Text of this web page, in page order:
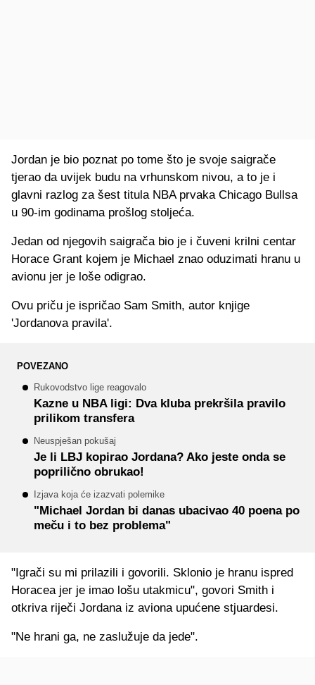
Jordan je bio poznat po tome što je svoje saigrače
tjerao da uvijek budu na vrhunskom nivou, a to je i
glavni razlog za šest titula NBA prvaka Chicago Bullsa
u 90-im godinama prošlog stoljeća.
Jedan od njegovih saigrača bio je i čuveni krilni centar
Horace Grant kojem je Michael znao oduzimati hranu u
avionu jer je loše odigrao.
Ovu priču je ispričao Sam Smith, autor knjige
'Jordanova pravila'.
POVEZANO
Rukovodstvo lige reagovalo
Kazne u NBA ligi: Dva kluba prekršila pravilo
prilikom transfera
Neuspješan pokušaj
Je li LBJ kopirao Jordana? Ako jeste onda se
poprilično obrukao!
Izjava koja će izazvati polemike
"Michael Jordan bi danas ubacivao 40 poena po
meču i to bez problema"
"Igrači su mi prilazili i govorili. Sklonio je hranu ispred
Horacea jer je imao lošu utakmicu", govori Smith i
otkriva riječi Jordana iz aviona upućene stjuardesi.
"Ne hrani ga, ne zaslužuje da jede".